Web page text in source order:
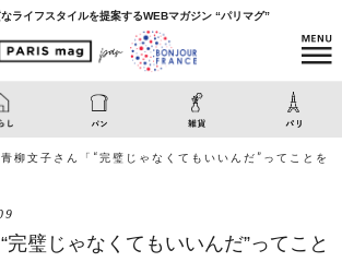
ライフスタイルを提案するWEBマガジン “パリマグ”
青柳文子さん「“完璧じゃなくてもいいんだ”ってことを
完璧じゃなくてもいいんだ”ってこと